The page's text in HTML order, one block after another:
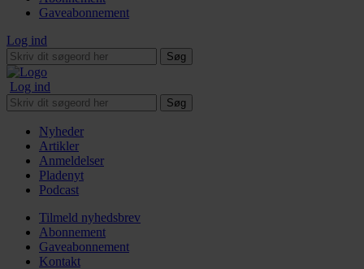
Gaveabonnement
Log ind
Søg
Log ind
Søg
Nyheder
Artikler
Anmeldelser
Pladenyt
Podcast
Tilmeld nyhedsbrev
Abonnement
Gaveabonnement
Kontakt